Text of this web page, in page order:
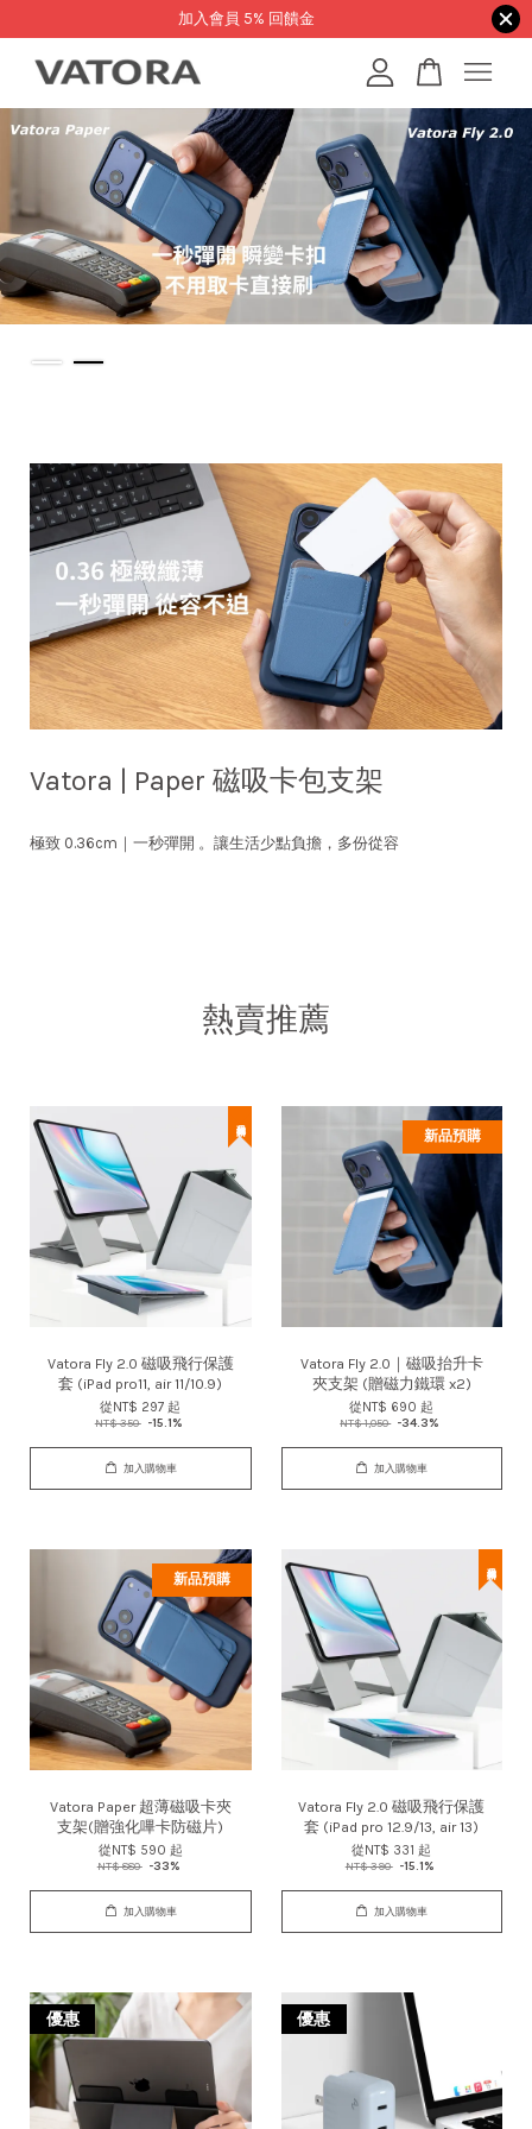
加入會員 5% 回饋金
預購
Vatora | Paper 磁吸卡包支架
極致 0.36cm｜一秒彈開 。讓生活少點負擔，多份從容
熱賣推薦
Vatora Fly 2.0 磁吸飛行保護
套 (iPad pro11, air 11/10.9)
從NT$ 297起
NT$ 350 -15.1%
加入購物車
新品預購
Vatora Fly 2.0｜磁吸抬升卡
夾支架 (贈磁力鐵環 x2)
從NT$ 690起
NT$ 1,050 -34.3%
加入購物車
新品預購
Vatora Paper 超薄磁吸卡夾
支架(贈強化嗶卡防磁片)
從NT$ 590 起
NT$ 880 -33%
加入購物車
Vatora Fly 2.0 磁吸飛行保護
套 (iPad pro 12.9/13, air 13)
從NT$ 331起
NT$ 390 -15.1%
加入購物車
優惠 優惠
您的購物車目前還是空的。
繼續購物